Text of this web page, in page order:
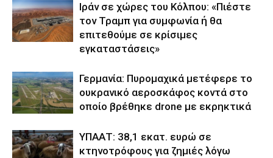
Ιράν σε χώρες του Κόλπου: «Πιέστε
τον Τραμπ για συμφωνία ή θα
επιτεθούμε σε κρίσιμες
εγκαταστάσεις»
Γερμανία: Πυρομαχικά μετέφερε το
ουκρανικό αεροσκάφος κοντά στο
οποίο βρέθηκε drone με εκρηκτικά
ΥΠΑΑΤ: 38,1 εκατ. ευρώ σε
κτηνοτρόφους για ζημιές λόγω